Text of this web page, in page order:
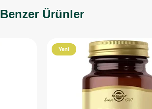
Benzer Ürünler
Yeni